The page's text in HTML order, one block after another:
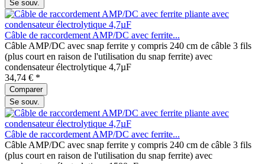
Se souv.
Câble de raccordement AMP/DC avec ferrite...
Câble AMP/DC avec snap ferrite y compris 240 cm de câble 3 fils
(plus court en raison de l'utilisation du snap ferrite) avec
condensateur électrolytique 4,7µF
34,74 € *
Comparer
Se souv.
Câble de raccordement AMP/DC avec ferrite...
Câble AMP/DC avec snap ferrite y compris 240 cm de câble 3 fils
(plus court en raison de l'utilisation du snap ferrite) avec